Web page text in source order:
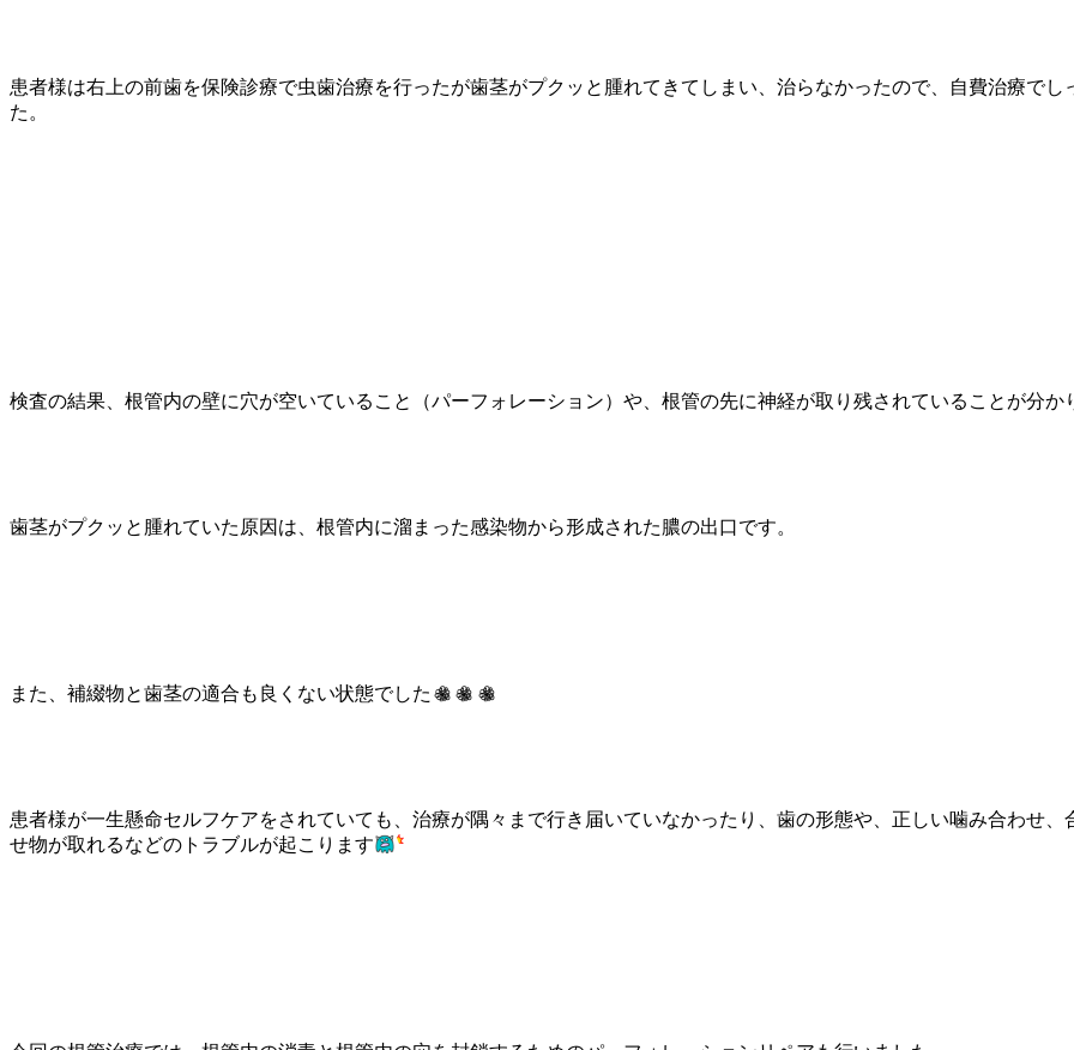
患者様は右上の前歯を保険診療で虫歯治療を行ったが歯茎がプクッと腫れてきてしまい、治らなかったので、自費治療で
た。
検査の結果、根管内の壁に穴が空いていること（パーフォレーション）や、根管の先に神経が取り残されていることが分か
歯茎がプクッと腫れていた原因は、根管内に溜まった感染物から形成された膿の出口です。
また、補綴物と歯茎の適合も良くない状態でした
患者様が一生懸命セルフケアをされていても、治療が隅々まで行き届いていなかったり、歯の形態や、正しい噛み合わせ
せ物が取れるなどのトラブルが起こります